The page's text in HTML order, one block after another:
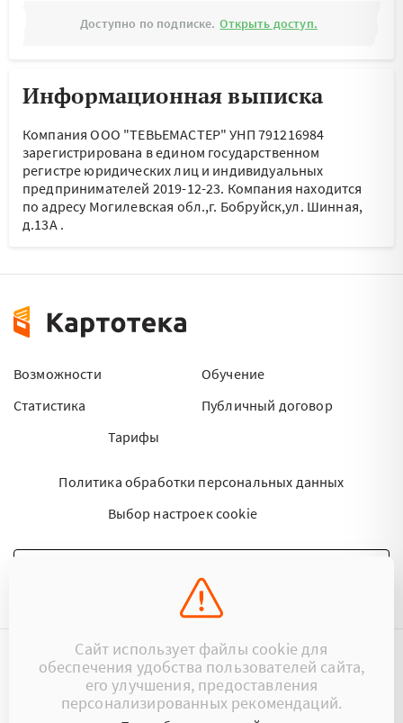
Доступно по подписке. Открыть доступ.
Информационная выписка
Компания ООО "ТЕВЬЕМАСТЕР" УНП 791216984
зарегистрирована в едином государственном
регистре юридических лиц и индивидуальных
предпринимателей 2019-12-23. Компания находится
по адресу Могилевская обл.,г. Бобруйск,ул. Шинная,
д.13А.
Возможности
Статистика
Тарифы
Обучение
Публичный договор
Политика обработки персональных данных
Выбор настроек cookie
НАПИСАТЬ ПИСЬМО
©2015 - 2026 Kartoteka.by Все права защищены.
+375 (29) 17-383-17 ООО «Картотека»
Сайт использует файлы cookie для
обеспечения удобства пользователей сайта,
его улучшения, предоставления
персонализированных рекомендаций.